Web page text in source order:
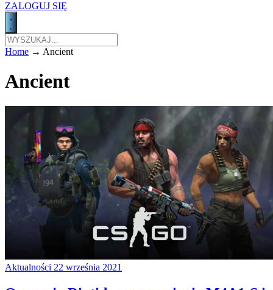
ZALOGUJ SIĘ
Home → Ancient
Ancient
Aktualności 22 września 2021